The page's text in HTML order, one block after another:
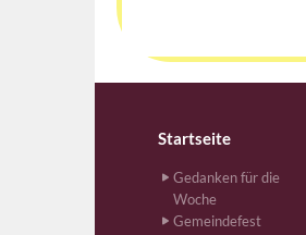
Startseite
Gedanken für die
Woche
Gemeindefest